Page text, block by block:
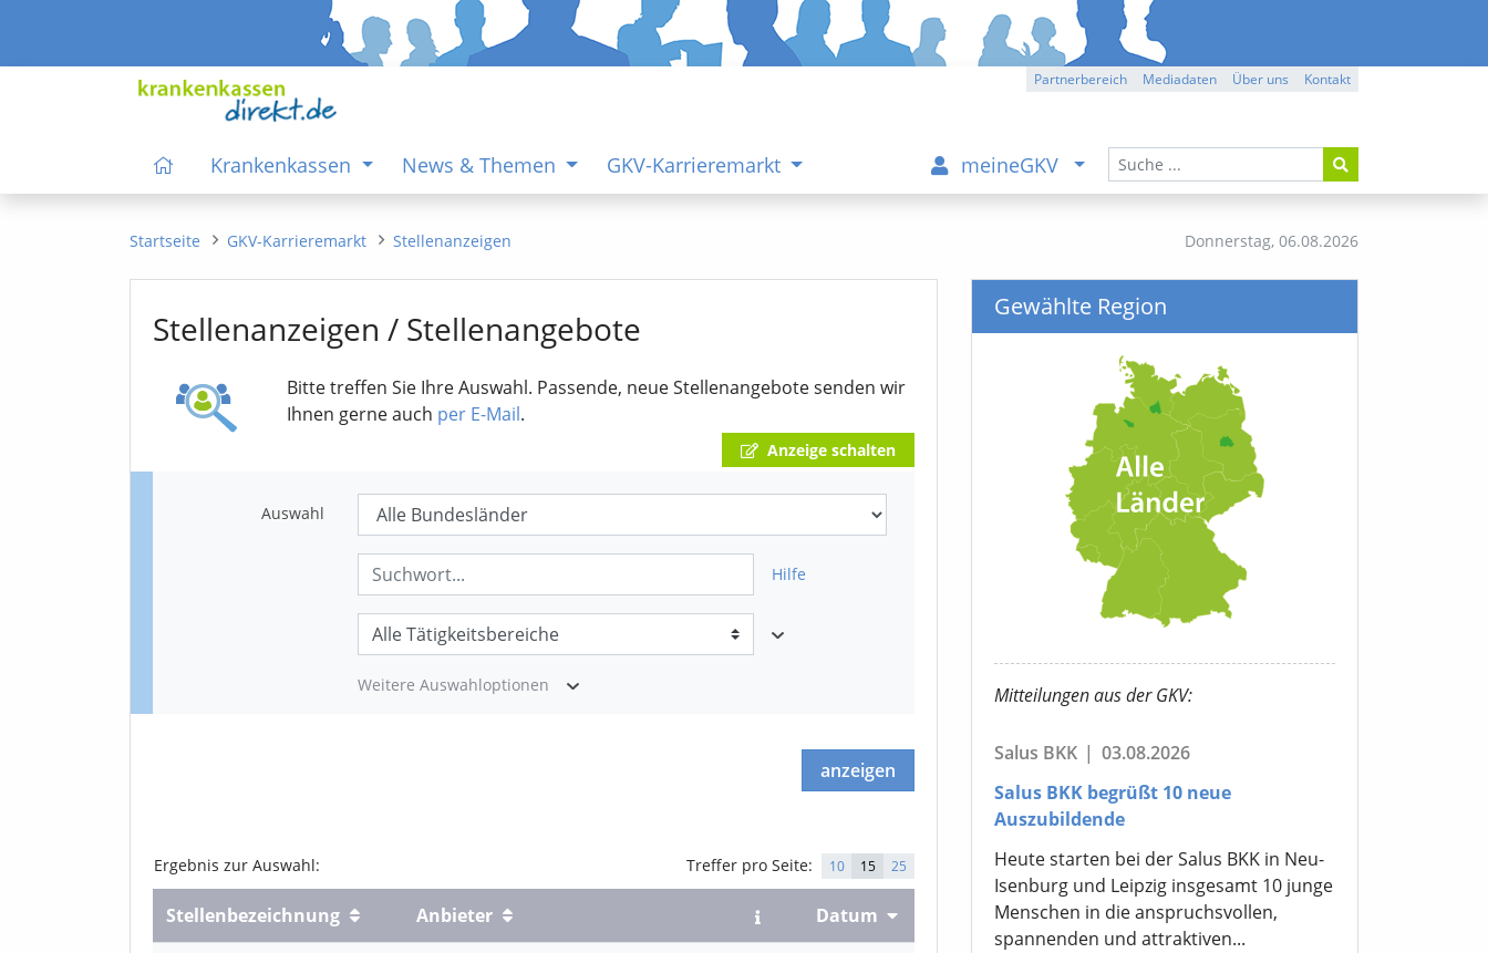
Partnerbereich Mediadaten Über uns Kontakt
Krankenkassen News & Themen GKV-Karrieremarkt meineGKV
Donnerstag, 06.08.2026
Startseite GKV-Karrieremarkt Stellenanzeigen
Stellenanzeigen / Stellenangebote
Bitte treffen Sie Ihre Auswahl. Passende, neue Stellenangebote senden wir
Ihnen gerne auch per E-Mail.
Anzeige schalten
Auswahl
Hilfe
Weitere Auswahloptionen
anzeigen
Ergebnis zur Auswahl: Trefferpro Seite: 10 15 25
Stellenbezeichnung Anbieter Datum
Gewählte Region
Mitteilungen aus der GKV:
Salus BKK | 03.08.2026
Salus BKK begrüßt 10 neue
Auszubildende
Heute starten bei der Salus BKK in Neu-
Isenburg und Leipzig insgesamt 10 junge
Menschen in die anspruchsvollen,
spannenden und attraktiven...